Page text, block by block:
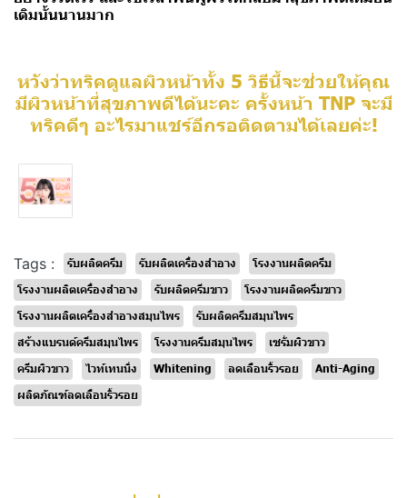
เดิมนั้นนานมาก
หวังว่าทริคดูแลผิวหน้าทั้ง 5 วิธีนี้จะช่วยให้คุณ
มีผิวหน้าที่สุขภาพดีได้นะคะ ครั้งหน้า TNP จะมี
ทริคดีๆ อะไรมาแชร์อีกรอติดตามได้เลยค่ะ!
Tags : รับผลิตครีม รับผลิตเครื่องสำอาง
โรงงานผลิตครีม
โรงงานผลิตเครื่องสำอาง
รับผลิตครีมขาว
โรงงานผลิตครีมขาว
โรงงานผลิตเครื่องสำอางสมุนไพร
รับผลิตครีมสมุนไพร
สร้างแบรนด์ครีมสมุนไพร
โรงงานครีมสมุนไพร
เซรั่มผิวขาว
ครีมผิวขาว
ไวท์เทนนิ่ง Whitening ลดเลือนริ้วรอย
Anti-Aging
ผลิตภัณฑ์ลดเลือนริ้วรอย